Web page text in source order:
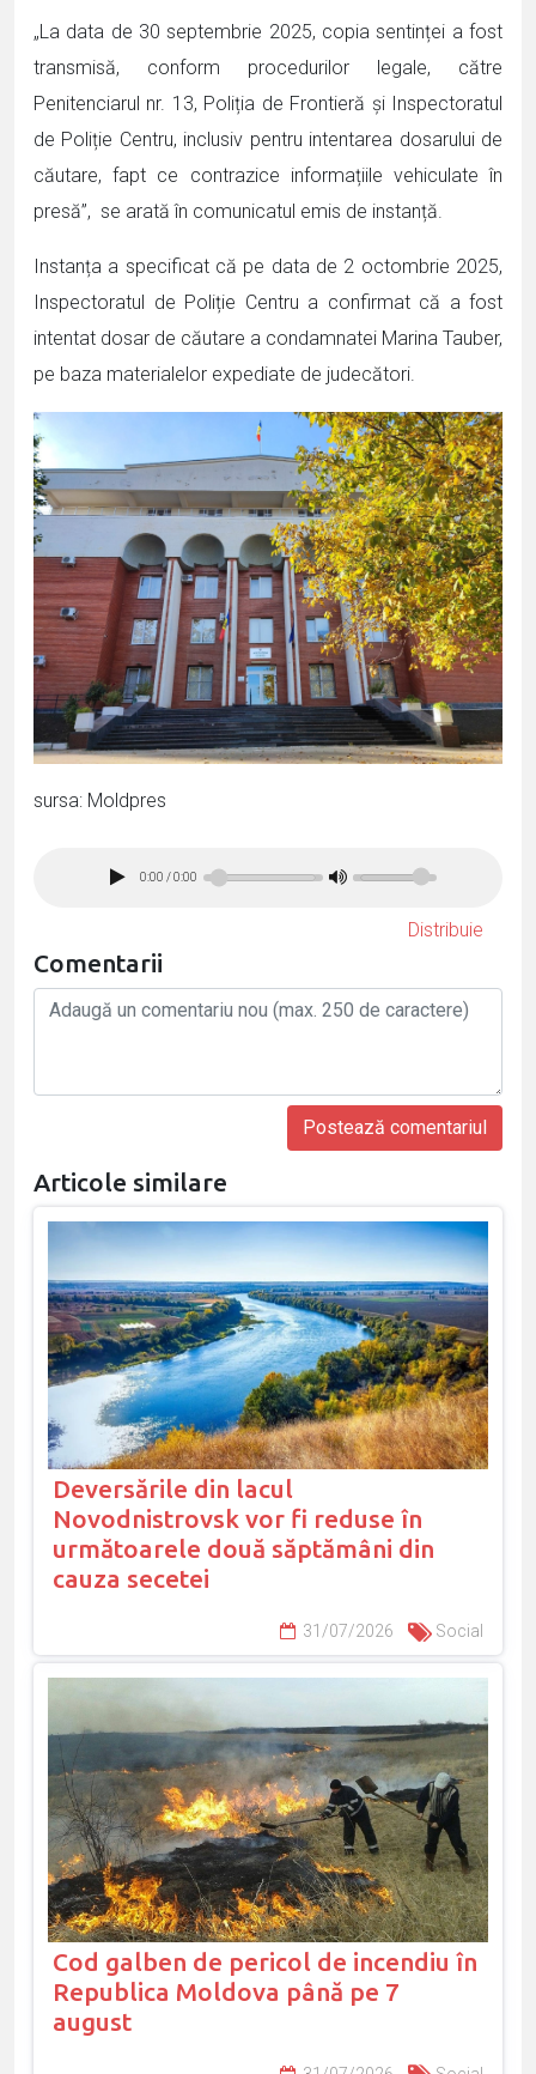
„La data de 30 septembrie 2025, copia sentinței a fost
transmisă, conform procedurilor legale, către
Penitenciarul nr. 13, Poliția de Frontieră și Inspectoratul
de Poliție Centru, inclusiv pentru intentarea dosarului de
căutare, fapt ce contrazice informațiile vehiculate în
presă”, se arată în comunicatul emis de instanță.
Instanța a specificat că pe data de 2 octombrie 2025,
Inspectoratul de Poliție Centru a confirmat că a fost
intentat dosar de căutare a condamnatei Marina Tauber,
pe baza materialelor expediate de judecători.
sursa: Moldpres
0:00 /0:00
Distribuie
Comentarii
Articole similare
Deversările din lacul
Novodnistrovsk vor fi reduse în
următoarele două săptămâni din
cauza secetei
31/07/2026 Social
Cod galben de pericol de incendiu în
Republica Moldova până pe 7
august